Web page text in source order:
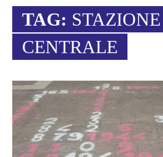
TAG: STAZIONE
CENTRALE